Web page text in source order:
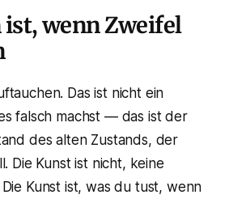
ist, wenn Zweifel
Das ist nicht ein
falsch machst — das ist der
des alten Zustands, der
Die Kunst ist nicht, keine
Kunst ist, was du tust, wenn